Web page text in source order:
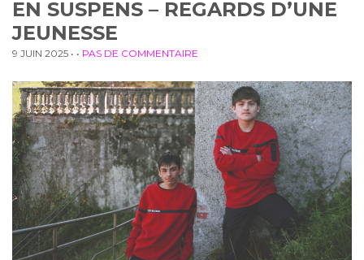
EN SUSPENS – REGARDS D’UNE
JEUNESSE
9 JUIN 2025 • • PAS DE COMMENTAIRE